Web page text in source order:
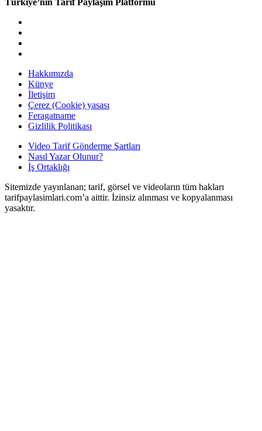
bakım
sabitleme
Hakkımızda
Künye
İletişim
Çerez (Cookie) yasası
Feragatname
Gizlilik Politikası
Video Tarif Gönderme Şartları
Nasıl Yazar Olunur?
İş Ortaklığı
Sitemizde yayınlanan; tarif, görsel ve videoların tüm hakları
tarifpaylasimlari.com’a aittir. İzinsiz alınması ve kopyalanması
yasaktır.